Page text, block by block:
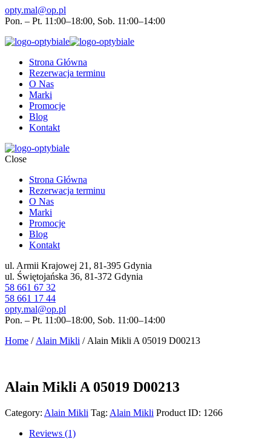
opty.mal@op.pl
Pon. – Pt. 11:00–18:00, Sob. 11:00–14:00
Strona Główna
Rezerwacja terminu
O Nas
Marki
Promocje
Blog
Kontakt
Close
Strona Główna
Rezerwacja terminu
O Nas
Marki
Promocje
Blog
Kontakt
ul. Armii Krajowej 21, 81-395 Gdynia
ul. Świętojańska 36, 81-372 Gdynia
58 661 67 32
58 661 17 44
opty.mal@op.pl
Pon. – Pt. 11:00–18:00, Sob. 11:00–14:00
Home / Alain Mikli / Alain Mikli A 05019 D00213
Alain Mikli A 05019 D00213
Category: Alain Mikli Tag: Alain Mikli Product ID: 1266
Reviews (1)